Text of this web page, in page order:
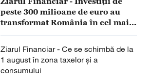
peste 300 milioane de euro au
transformat România în cel mai
Ziarul Financiar - Ce se schimbă de la
1 august în zona taxelor şi a
consumului